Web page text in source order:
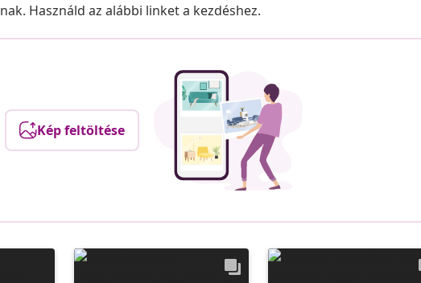
Használd az alábbi linket a kezdéshez.
Kép feltöltése